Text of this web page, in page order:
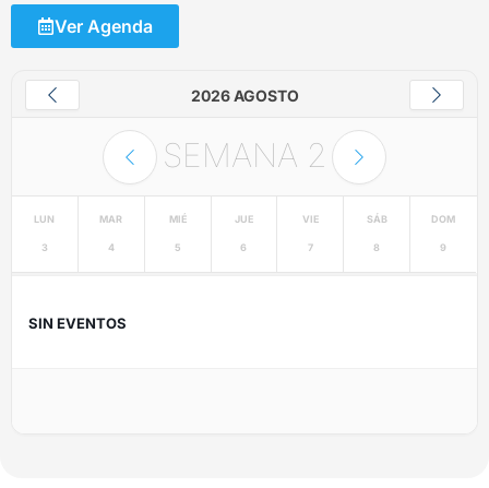
Ver Agenda
2026 AGOSTO
SEMANA 2
LUN
3
MAR
4
MIÉ
5
JUE
6
VIE
7
SÁB
8
DOM
9
SIN EVENTOS